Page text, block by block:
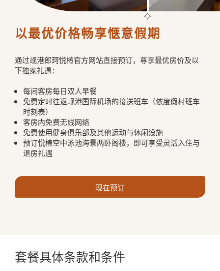
以最优价格畅享惬意假期
通过岘港郎珂悦椿官方网站直接预订，尊享最优房价及以
下独家礼遇：
每间客房每日双人早餐
免费定时往返岘港国际机场的接送班车（依度假村班车
时刻表）
客房内免费无线网络
免费使用健身俱乐部及其他运动与休闲设施
预订悦椿空中泳池海景两卧阁楼，即可享受灵活入住与
退房礼遇
现在预订
套餐具体条款和条件